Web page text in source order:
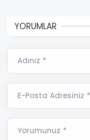
YORUMLAR
Adınız *
E-Posta Adresiniz *
Yorumunuz *